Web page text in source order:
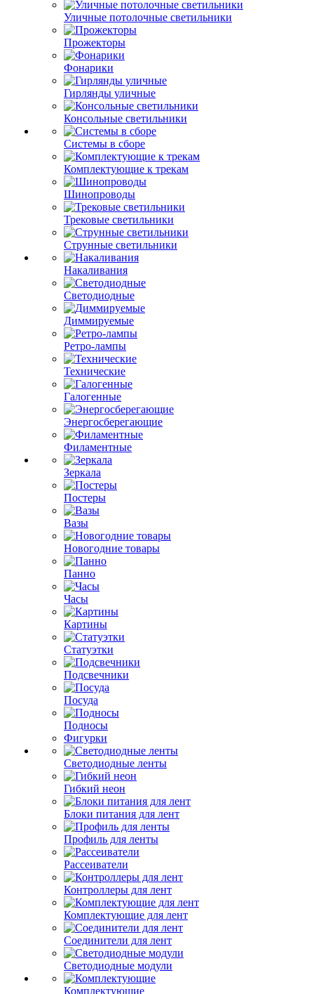
Уличные потолочные светильники
Прожекторы
Фонарики
Гирлянды уличные
Консольные светильники
Системы в сборе
Комплектующие к трекам
Шинопроводы
Трековые светильники
Струнные светильники
Накаливания
Светодиодные
Диммируемые
Ретро-лампы
Технические
Галогенные
Энергосберегающие
Филаментные
Зеркала
Постеры
Вазы
Новогодние товары
Панно
Часы
Картины
Статуэтки
Подсвечники
Посуда
Подносы
Фигурки
Светодиодные ленты
Гибкий неон
Блоки питания для лент
Профиль для ленты
Рассеиватели
Контроллеры для лент
Комплектующие для лент
Соединители для лент
Светодиодные модули
Комплектующие